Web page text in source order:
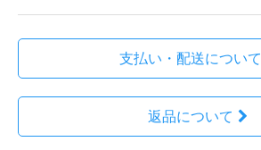
支払い・配送について
返品について